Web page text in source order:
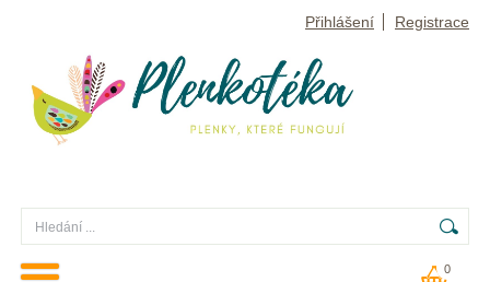
Přihlášení Registrace
0